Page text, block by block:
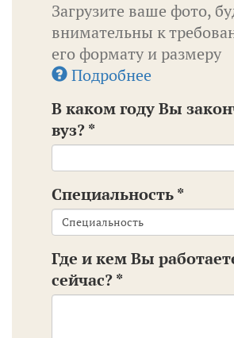
Загрузите ваше фото,
внимательны к
его формату и размеру
Подробнее
Максимальный
5 МБ
Допустимые типы
В каком году Вы
вуз? *
Специальность *
Где и кем Вы
сейчас? *